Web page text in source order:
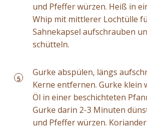
und Pfeffer würzen. Heiß in
Whip mit mittlerer Lochtülle
Sahnekapsel aufschrauben
schütteln.
5
Gurke abspülen, längs
Kerne entfernen. Gurke klein
Öl in einer beschichteten
Gurke darin 2-3 Minuten
und Pfeffer würzen.